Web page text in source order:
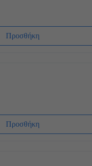
Προσθήκη
Προσθήκη